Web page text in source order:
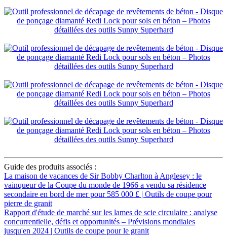
Guide des produits associés :
La maison de vacances de Sir Bobby Charlton à Anglesey : le
vainqueur de la Coupe du monde de 1966 a vendu sa résidence
secondaire en bord de mer pour 585 000 £ | Outils de coupe pour
pierre de granit
Rapport d'étude de marché sur les lames de scie circulaire : analyse
concurrentielle, défis et opportunités – Prévisions mondiales
jusqu'en 2024 | Outils de coupe pour le granit